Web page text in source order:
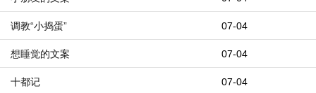
07-04
调教“小捣蛋”
07-04
想睡觉的文案
07-04
十都记